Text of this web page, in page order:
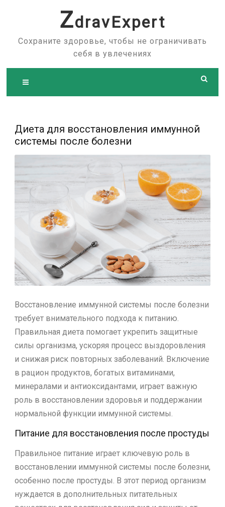
ZdravExpert
Сохраните здоровье, чтобы не ограничивать
себя в увлечениях
Диета для восстановления иммунной
системы после болезни
Восстановление иммунной системы после болезни
требует внимательного подхода к питанию.
Правильная диета помогает укрепить защитные
силы организма, ускоряя процесс выздоровления
и снижая риск повторных заболеваний. Включение
в рацион продуктов, богатых витаминами,
минералами и антиоксидантами, играет важную
роль в восстановлении здоровья и поддержании
нормальной функции иммунной системы.
Питание для восстановления после простуды
Правильное питание играет ключевую роль в
восстановлении иммунной системы после болезни,
особенно после простуды. В этот период организм
нуждается в дополнительных питательных